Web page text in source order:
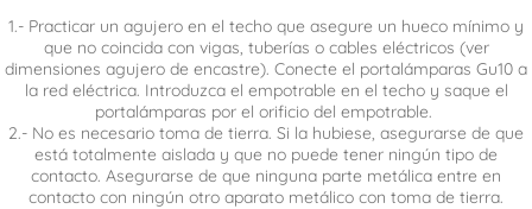
1.- Practicar un agujero en el techo que asegure un hueco mínimo y
que no coincida con vigas, tuberías o cables eléctricos (ver
dimensiones agujero de encastre). Conecte el portalámparas Gu10 a
la red eléctrica. Introduzca el empotrable en el techo y saque el
portalámparas por el orificio del empotrable.
2.- No es necesario toma de tierra. Si la hubiese, asegurarse de que
está totalmente aislada y que no puede tener ningún tipo de
contacto. Asegurarse de que ninguna parte metálica entre en
contacto con ningún otro aparato metálico con toma de tierra.